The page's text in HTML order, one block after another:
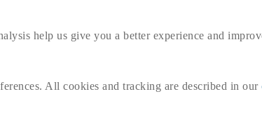
help us give you a better experience and
All cookies and tracking are described in our